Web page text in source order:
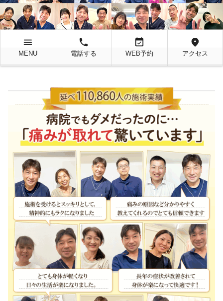
menu
MENU
local_phone
電話する
event_available
WEB予約
location_on
アクセス